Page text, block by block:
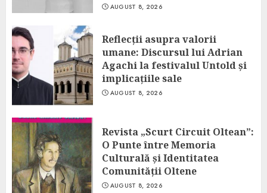
AUGUST 8, 2026
Reflecții asupra valorii
umane: Discursul lui Adrian
Agachi la festivalul Untold și
implicațiile sale
AUGUST 8, 2026
Revista „Scurt Circuit Oltean”:
O Punte între Memoria
Culturală și Identitatea
Comunității Oltene
AUGUST 8, 2026